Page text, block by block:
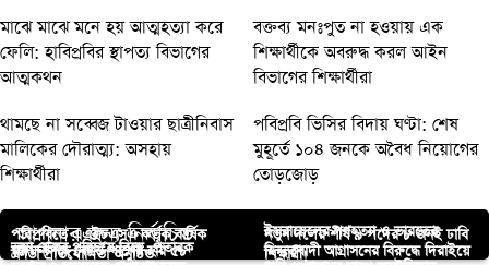
মাঝে মাঝে মনে হয় আত্মহত্যা করে
ফেলি: হাবিপ্রবির স্থাপত্য বিভাগের
আত্মকথন
বক্তব্য মনঃপুত না হওয়ায় এক
শিক্ষার্থীকে অবরুদ্ধ করল আইন
বিভাগের শিক্ষার্থীরা
থামছে না সব্বেজ টাওয়ার ছাত্রীনিবাস
মালিকের দৌরাত্ম্য: অসহায়
শিক্ষার্থীরা
পবিপ্রবি ভিসির বিদায় ঘণ্টা: শেষ
মুহূর্তে ১০৪ জনকে অবৈধ নিয়োগের
তোড়জোড়
আপনার জন্য নির্বাচিত
পবিপ্রবিতে এএইচএসএ কর্তৃক বার্ষিক
ক্রীড়া প্রতিযোগিতা অনুষ্ঠিত
নতুন দলের শীর্ষ ৯ পদের ৮ জনই ঢাবি
শিক্ষার্থী!
ময়মনসিংহ বোর্ডে পাশের হার ৫৮
ইসরায়েলের গণহত্যা ও ভারতের
হিন্দুত্ববাদী আগ্রাসনের বিরুদ্ধে দিরাইয়ে
ভুয়া মেজর পরিচয়ে বিয়ে, প্রতারক